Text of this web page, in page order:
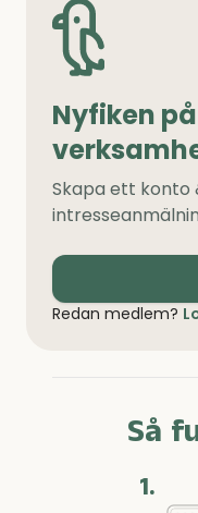
Nyfiken
Skapa ett konto
Redan medlem?
Så
1.